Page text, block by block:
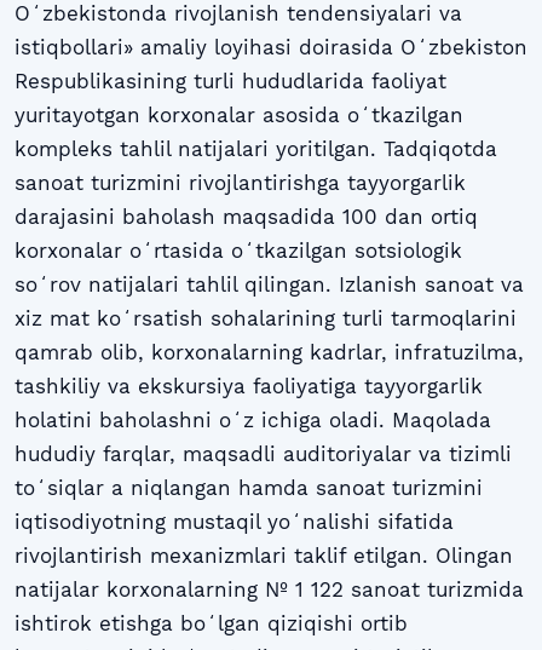
Oʻzbekistonda rivojlanish tendensiyalari va
istiqbollari» amaliy loyihasi doirasida Oʻzbekiston
Respublikasining turli hududlarida faoliyat
yuritayotgan korxonalar asosida oʻtkazilgan
kompleks tahlil natijalari yoritilgan. Tadqiqotda
sanoat turizmini rivojlantirishga tayyorgarlik
darajasini baholash maqsadida 100 dan ortiq
korxonalar oʻrtasida oʻtkazilgan sotsiologik
soʻrov natijalari tahlil qilingan. Izlanish sanoat va
xiz mat koʻrsatish sohalarining turli tarmoqlarini
qamrab olib, korxonalarning kadrlar, infratuzilma,
tashkiliy va ekskursiya faoliyatiga tayyorgarlik
holatini baholashni oʻz ichiga oladi. Maqolada
hududiy farqlar, maqsadli auditoriyalar va tizimli
toʻsiqlar a niqlangan hamda sanoat turizmini
iqtisodiyotning mustaqil yoʻnalishi sifatida
rivojlantirish mexanizmlari taklif etilgan. Olingan
natijalar korxonalarning № 1 122 sanoat turizmida
ishtirok etishga boʻlgan qiziqishi ortib